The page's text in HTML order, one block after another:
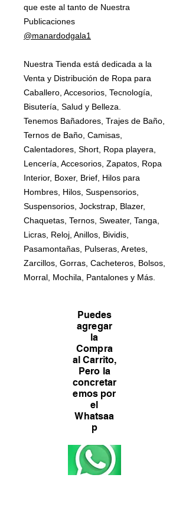
que este al tanto de Nuestra
Publicaciones
@manardodgala1
Nuestra Tienda está dedicada a la
Venta y Distribución de Ropa para
Caballero, Accesorios, Tecnología,
Bisutería, Salud y Belleza.
Tenemos Bañadores, Trajes de Baño,
Ternos de Baño, Camisas,
Calentadores, Short, Ropa playera,
Lencería, Accesorios, Zapatos, Ropa
Interior, Boxer, Brief, Hilos para
Hombres, Hilos, Suspensorios,
Suspensorios, Jockstrap, Blazer,
Chaquetas, Ternos, Sweater, Tanga,
Licras, Reloj, Anillos, Bividis,
Pasamontañas, Pulseras, Aretes,
Zarcillos, Gorras, Cacheteros, Bolsos,
Morral, Mochila, Pantalones y Más.
Puedes
agregar
la
Compra
al Carrito,
Pero la
concretar
emos por
el
Whatsaa
p